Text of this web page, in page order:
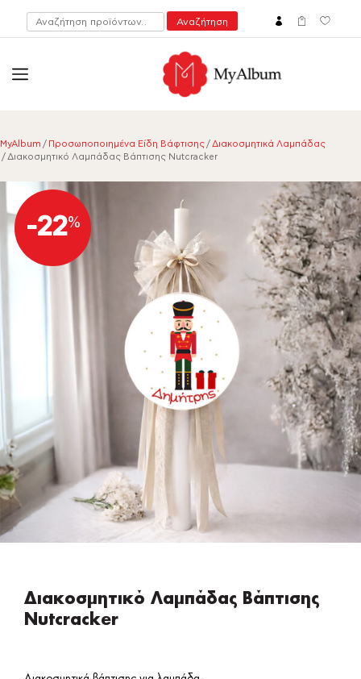
Αναζήτηση
για:
Αναζήτηση
open
MyAlbum / Προσωποποιημένα Είδη Βάφτισης / Διακοσμητικά Λαμπάδας
/ Διακοσμητικό Λαμπάδας Βάπτισης Nutcracker
-22%
Διακοσμητικό Λαμπάδας Βάπτισης
Nutcracker